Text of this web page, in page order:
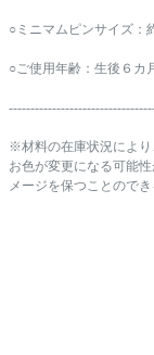
○ミニマムピンサイズ
○ご使用年齢：生後６カ
※材料の在庫状況によ
お色が変更になる可能
メージを保つことので